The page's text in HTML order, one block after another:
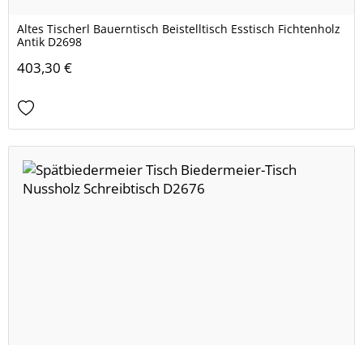
Altes Tischerl Bauerntisch Beistelltisch Esstisch Fichtenholz
Antik D2698
403,30 €